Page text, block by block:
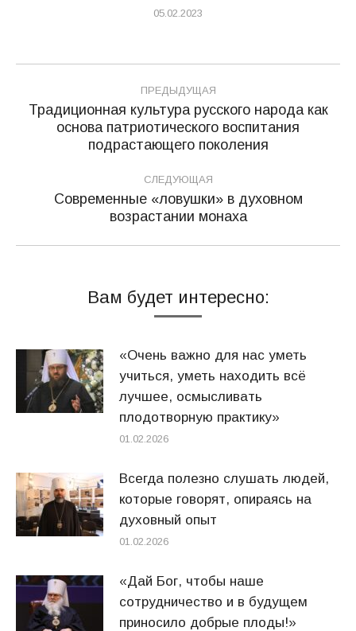
05.02.2023
Навигация
по
записям
ПРЕДЫДУЩАЯ
Предыдущая
запись:
Традиционная культура русского народа как
основа патриотического воспитания
подрастающего поколения
СЛЕДУЮЩАЯ
Следующая
Современные «ловушки» в духовном
возрастании монаха
Вам будет интересно:
«Очень важно для нас уметь
учиться, уметь находить всё
лучшее, осмысливать
плодотворную практику»
01.02.2026
Всегда полезно слушать людей,
которые говорят, опираясь на
духовный опыт
01.02.2026
«Дай Бог, чтобы наше
сотрудничество и в будущем
приносило добрые плоды!»